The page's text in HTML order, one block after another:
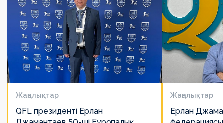
Жаңалықтар
QFL президенті Ерлан
Жаңалықтар
Ерлан